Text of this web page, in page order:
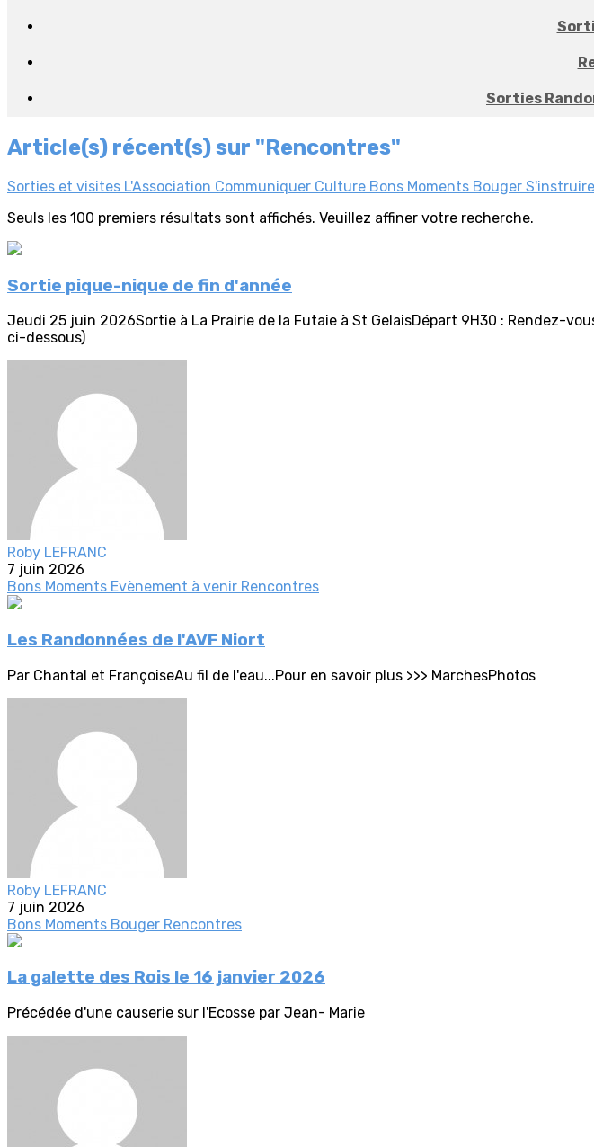
Sorties
Article(s) récent(s) sur "Rencontres"
Sorties et visites L'Association Communiquer Culture Bons Moments Bouger S'instruire
Seuls les 100 premiers résultats sont affichés. Veuillez affiner votre recherche.
Sortie pique-nique de fin d'année
Jeudi 25 juin 2026Sortie à La Prairie de la Futaie à St GelaisDépart 9H30 : Rendez-
ci-dessous)
Roby LEFRANC
7 juin 2026
Bons Moments Evènement à venir Rencontres
Les Randonnées de l'AVF Niort
Par Chantal et FrançoiseAu fil de l'eau...Pour en savoir plus >>> MarchesPhotos
Roby LEFRANC
7 juin 2026
Bons Moments Bouger Rencontres
La galette des Rois le 16 janvier 2026
Précédée d'une causerie sur l'Ecosse par Jean- Marie